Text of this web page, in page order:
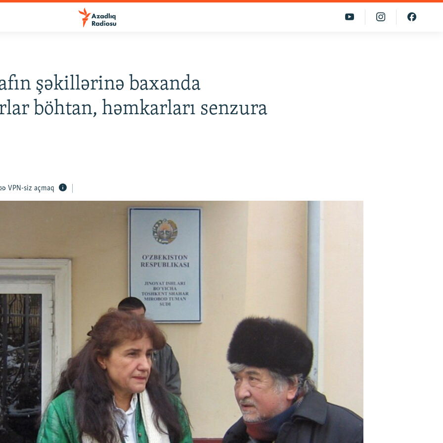
şəkillərinə baxanda
böhtan, həmkarları senzura
VPN-siz açmaq